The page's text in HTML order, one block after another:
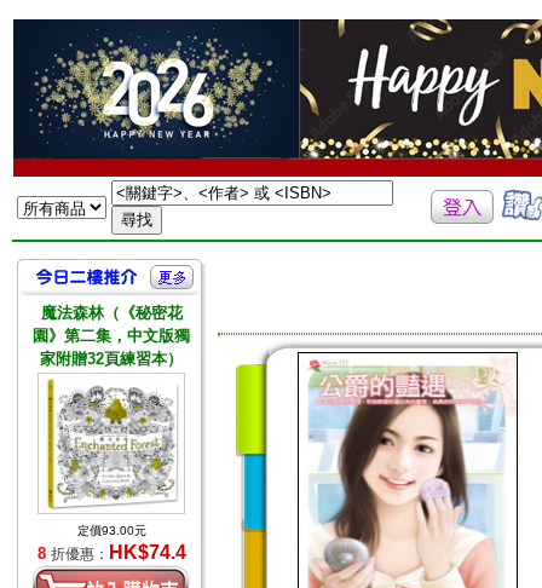
魔法森林（《秘密花
園》第二集，中文版獨
家附贈32頁練習本）
定價93.00元
8 折優惠： HK$74.4